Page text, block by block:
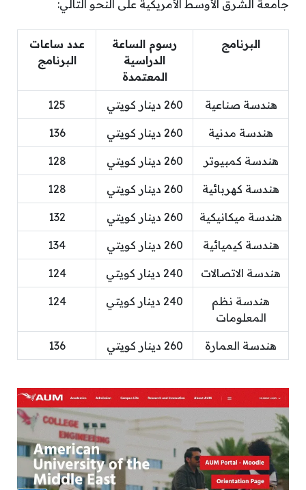
جامعة الشرق الأوسط الأمريكية على النحو التالي:
البرنامج
رسوم الساعة
الدراسية
المعتمدة
عدد ساعات
البرنامج
هندسة صناعية 260 دينار كويتي 125
هندسة مدنية 260 دينار كويتي 136
هندسة كمبيوتر 260 دينار كويتي 128
هندسة كهربائية 260 دينار كويتي 128
هندسة ميكانيكية 260 دينار كويتي 132
هندسة كيميائية 260 دينار كويتي 134
هندسة الاتصالات 240 دينار كويتي 124
هندسة نظم
المعلومات
240 دينار كويتي 124
هندسة العمارة 260 دينار كويتي 136